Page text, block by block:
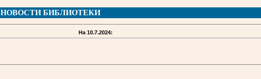
НОВОСТИ БИБЛИОТЕКИ
На 10.7.2024: